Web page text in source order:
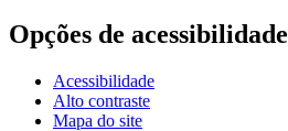
Opções de acessibilidade
Acessibilidade
Alto contraste
Mapa do site